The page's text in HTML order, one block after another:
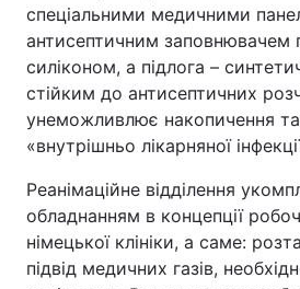
спеціальними медичними
антисептичним заповнювачем
силіконом, а підлога –
стійким до антисептичних
унеможливлює накопичення
«внутрішньо лікарняної
Реанімаційне відділення
обладнанням в концепції
німецької клініки, а саме:
підвід медичних газів,